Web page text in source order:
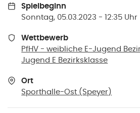
Spielbeginn
Sonntag, 05.03.2023 - 12:35 Uhr
Wettbewerb
PfHV - weibliche E-Jugend
Jugend E Bezirksklasse
Ort
Sporthalle-Ost ( Speyer )